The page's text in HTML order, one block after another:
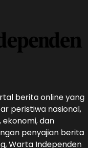
berita online yang
peristiwa nasional,
dan
penyajian berita
Warta Independen